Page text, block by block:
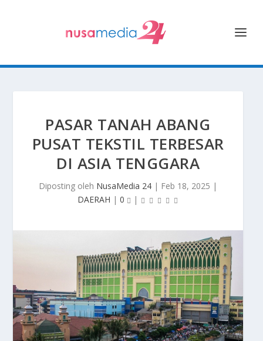
PASAR TANAH ABANG
PUSAT TEKSTIL TERBESAR
DI ASIA TENGGARA
Diposting oleh NusaMedia 24 | Feb 18, 2025 |
DAERAH | 0 |